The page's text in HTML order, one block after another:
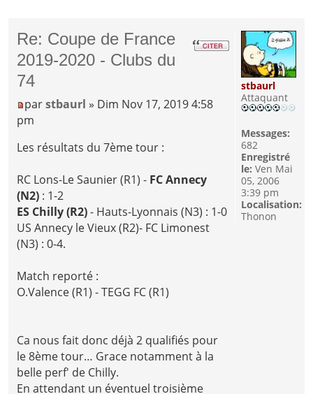
Re: Coupe de France
2019-2020 - Clubs du
74
parstbaurl » Dim Nov 17, 2019 4:58
pm
Les résultats du 7ème tour :
RC Lons-Le Saunier (R1) - FC Annecy
(N2) : 1-2
ES Chilly (R2)- Hauts-Lyonnais (N3) : 1-0
US Annecy le Vieux (R2)- FC Limonest
(N3) : 0-4.
Match reporté :
O.Valence (R1) - TEGG FC (R1)
Ca nous fait donc déjà 2 qualifiés pour
le 8ème tour… Grace notamment à la
belle perf' de Chilly.
En attendant un éventuel troisième
stbaurl
Attaquant
Messages:
682
Enregistré
le: Ven Mai
05, 2006
3:39 pm
Localisation:
Thonon